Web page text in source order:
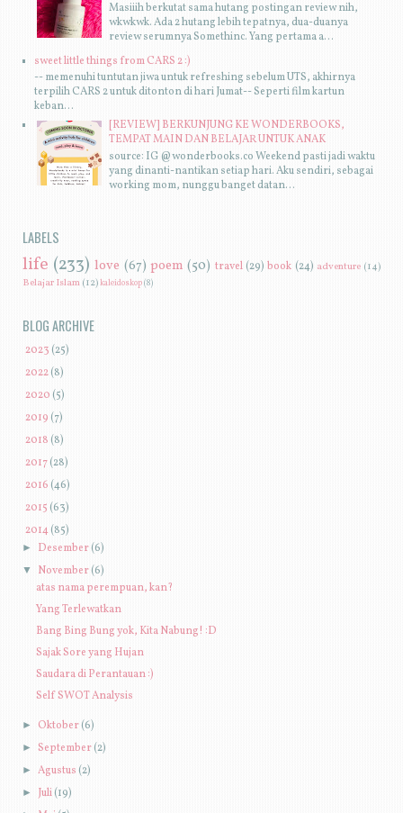
Masiiih berkutat sama hutang postingan review nih,
wkwkwk. Ada 2 hutang lebih tepatnya, dua-duanya
review serumnya Somethinc. Yang pertama a...
sweet little things from CARS 2 :)
-- memenuhi tuntutan jiwa untuk refreshing sebelum UTS, akhirnya
terpilih CARS 2 untuk ditonton di hari Jumat-- Seperti film kartun
keban...
[REVIEW] BERKUNJUNG KE WONDERBOOKS,
TEMPAT MAIN DAN BELAJAR UNTUK ANAK
source: IG @wonderbooks.co Weekend pasti jadi waktu
yang dinanti-nantikan setiap hari. Aku sendiri, sebagai
working mom, nunggu banget datan...
LABELS
life (233) love (67) poem (50) travel (29) book (24) adventure (14)
Belajar Islam (12)kaleidoskop(8)
BLOG ARCHIVE
2023 (25)
2022 (8)
2020(5)
2019 (7)
2018 (8)
2017(28)
2016 (46)
2015(63)
2014 (85)
► Desember(6)
▼ November(6)
atas nama perempuan, kan?
Yang Terlewatkan
Bang Bing Bung yok, Kita Nabung! :D
Sajak Sore yang Hujan
Saudara di Perantauan :)
Self SWOT Analysis
► Oktober(6)
►September(2)
►Agustus (2)
► Juli(19)